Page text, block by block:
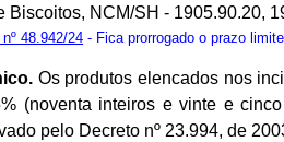
Biscoitos, NCM/SH - 1905.90.20,
48.942/24 - Fica prorrogado o prazo
Os produtos elencados nos
(noventa inteiros e vinte e
pelo Decreto nº 23.994, de